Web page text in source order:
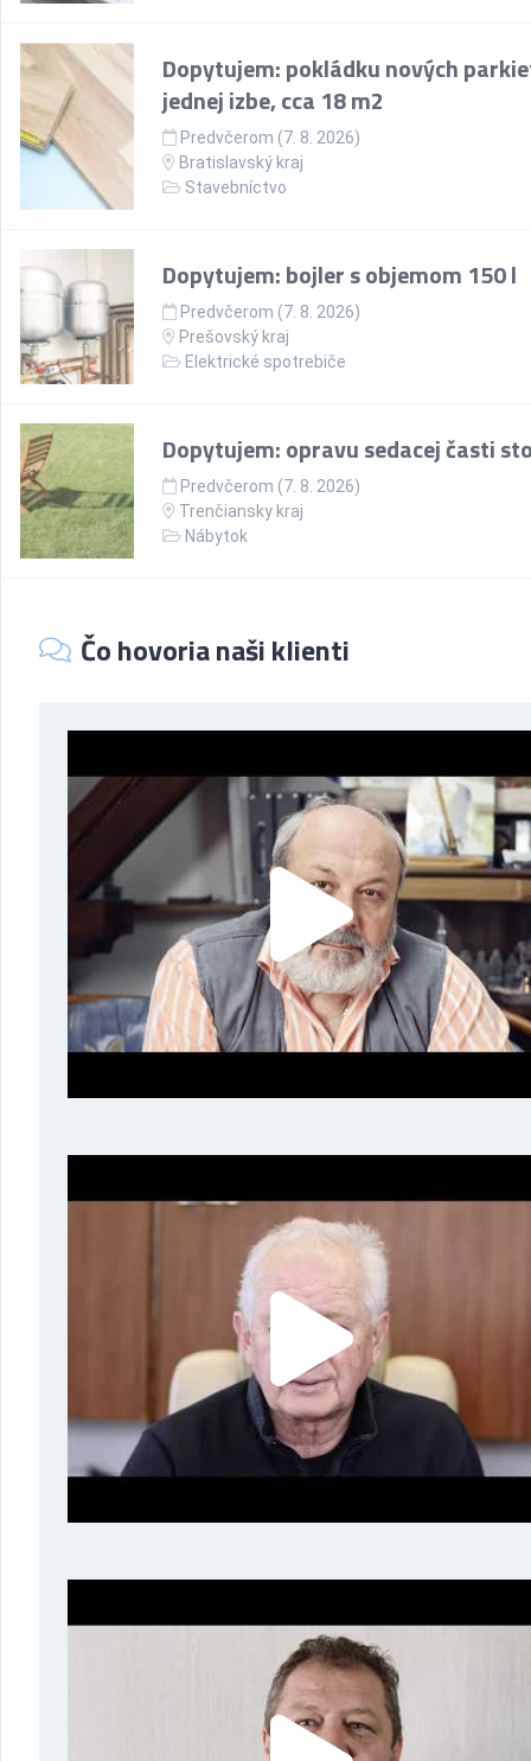
Dopytujem: pokládku nových
jednej izbe, cca 18 m2
Predvčerom (7. 8. 2026)
Bratislavský kraj
Stavebníctvo
Dopytujem: bojler s objemom 150 l
Predvčerom (7. 8. 2026)
Prešovský kraj
Elektrické spotrebiče
Dopytujem: opravu sedacej časti
Predvčerom (7. 8. 2026)
Trenčiansky kraj
Nábytok
Čo hovoria naši klienti